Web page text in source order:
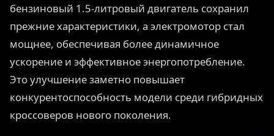
бензиновый 1.5-литровый двигатель сохранил
прежние характеристики, а электромотор стал
мощнее, обеспечивая более динамичное
ускорение и эффективное энергопотребление.
Это улучшение заметно повышает
конкурентоспособность модели среди гибридных
кроссоверов нового поколения.